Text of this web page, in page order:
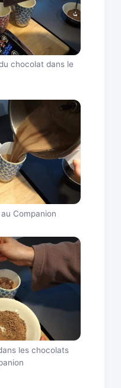
chocolat dans le
Companion
les chocolats